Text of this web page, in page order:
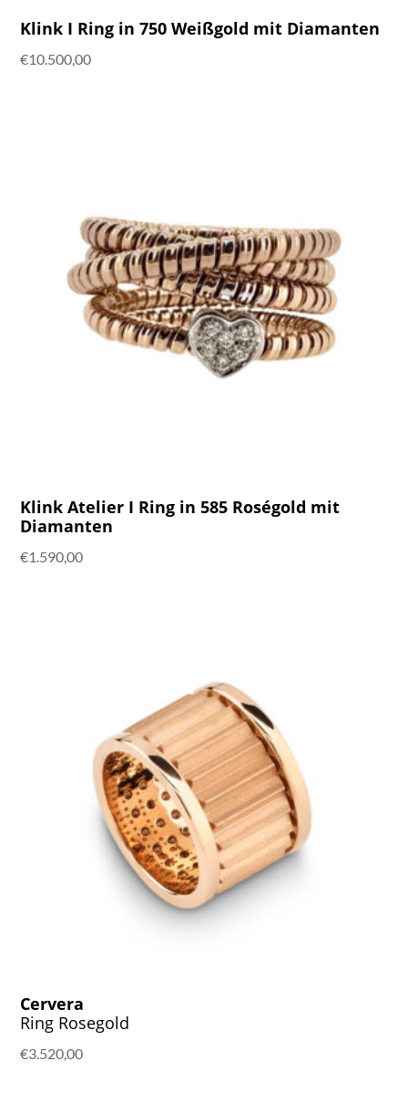
Klink I Ring in 750 Weißgold mit Diamanten
€10.500,00
Klink Atelier I Ring in 585 Roségold mit
Diamanten
€1.590,00
Cervera
Ring Rosegold
€3.520,00